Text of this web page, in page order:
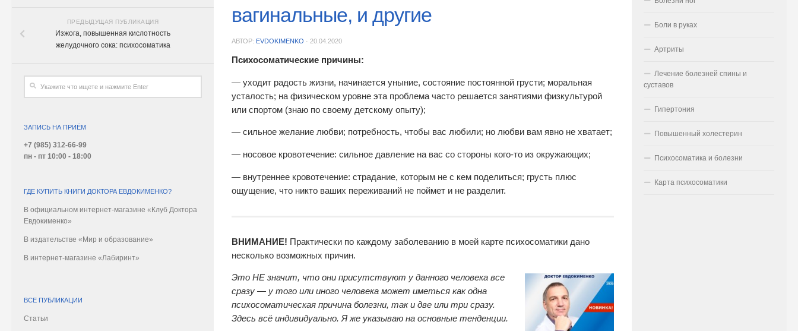
вагинальные, и другие
АВТОР: EVDOKIMENKO · 20.04.2020
Психосоматические причины:
— уходит радость жизни, начинается уныние, состояние постоянной грусти; моральная
усталость; на физическом уровне эта проблема часто решается занятиями физкультурой
или спортом (знаю по своему детскому опыту);
— сильное желание любви; потребность, чтобы вас любили; но любви вам явно не хватает;
— носовое кровотечение: сильное давление на вас со стороны кого-то из окружающих;
— внутреннее кровотечение: страдание, которым не с кем поделиться; грусть плюс
ощущение, что никто ваших переживаний не поймет и не разделит.
ВНИМАНИЕ! Практически по каждому заболеванию в моей карте психосоматики дано
несколько возможных причин.
Это НЕ значит, что они присутствуют у данного человека все
сразу — у того или иного человека может иметься как одна
психосоматическая причина болезни, так и две или три сразу.
Здесь всё индивидуально. Я же указываю на основные тенденции.
ПРЕДЫДУЩАЯ ПУБЛИКАЦИЯ
Изжога, повышенная кислотность
желудочного сока: психосоматика
ЗАПИСЬ НА ПРИЁМ
+7 (985) 312-66-99
пн - пт 10:00 - 18:00
ГДЕ КУПИТЬ КНИГИ ДОКТОРА ЕВДОКИМЕНКО?
В официальном интернет-магазине «Клуб Доктора
Евдокименко»
В издательстве «Мир и образование»
В интернет-магазине «Лабиринт»
ВСЕ ПУБЛИКАЦИИ
Статьи
Боли в руках
Артриты
Лечение болезней спины и
суставов
Гипертония
Повышенный холестерин
Психосоматика и болезни
Карта психосоматики